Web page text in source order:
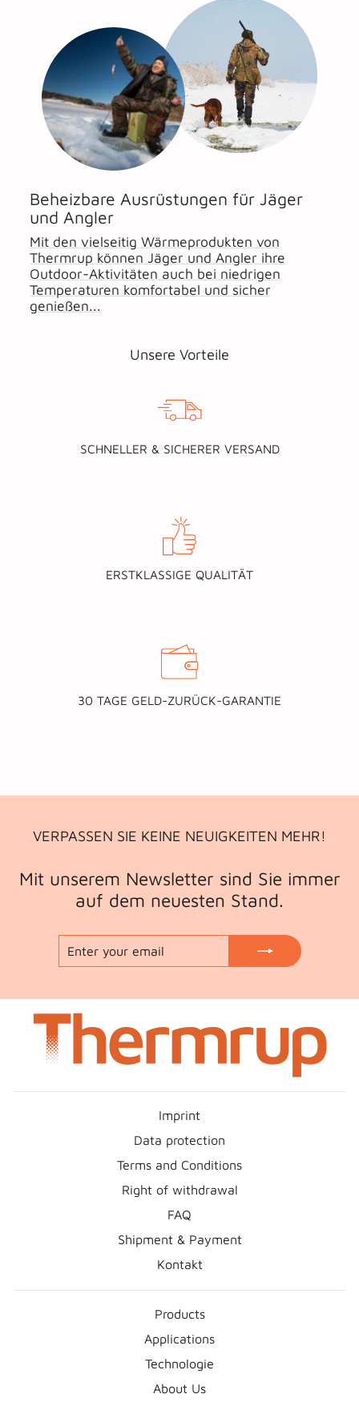
Beheizbare Ausrüstungen für Jäger
und Angler
Mit den vielseitig Wärmeprodukten von
Thermrup können Jäger und Angler ihre
Outdoor-Aktivitäten auch bei niedrigen
Temperaturen komfortabel und sicher
genießen...
Unsere Vorteile
SCHNELLER & SICHERER VERSAND
ERSTKLASSIGE QUALITÄT
30 TAGE GELD-ZURÜCK-GARANTIE
VERPASSEN SIE KEINE NEUIGKEITEN MEHR!
Mit unserem Newsletter sind Sie immer
auf dem neuesten Stand.
EMAIL
Imprint
Data protection
Terms and Conditions
Right of withdrawal
FAQ
Shipment & Payment
Kontakt
Products
Applications
Technologie
About Us